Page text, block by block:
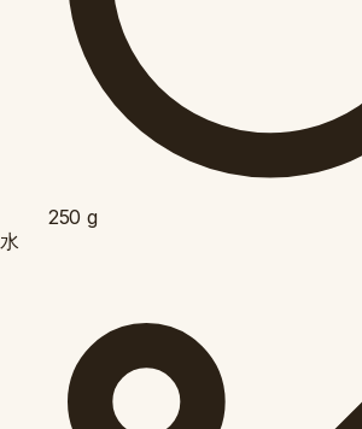
250 g
水